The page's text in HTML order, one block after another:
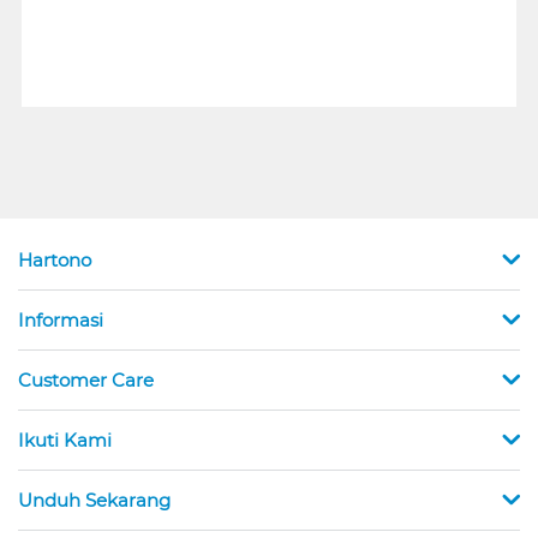
Hartono
Informasi
Customer Care
Ikuti Kami
Unduh Sekarang